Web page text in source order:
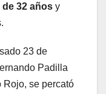
de 32 años y
23 de
Padilla
Rojo, se percató